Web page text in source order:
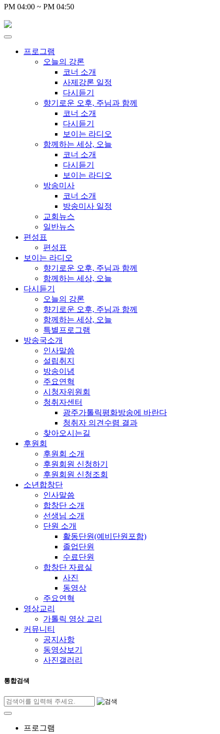
PM 04:00 ~ PM 04:50
프로그램
오늘의 강론
코너 소개
사제강론 일정
다시듣기
향기로운 오후, 주님과 함께
코너 소개
다시듣기
보이는 라디오
함께하는 세상, 오늘
코너 소개
다시듣기
보이는 라디오
방송미사
코너 소개
방송미사 일정
교회뉴스
일반뉴스
편성표
편성표
보이는 라디오
향기로운 오후, 주님과 함께
함께하는 세상, 오늘
다시듣기
오늘의 강론
향기로운 오후, 주님과 함께
함께하는 세상, 오늘
특별프로그램
방송국소개
인사말씀
설립취지
방송이념
주요연혁
시청자위원회
청취자센터
광주가톨릭평화방송에 바란다
청취자 의견수렴 결과
찾아오시는길
후원회
후원회 소개
후원회원 신청하기
후원회원 신청조회
소년합창단
인사말씀
합창단 소개
선생님 소개
단원 소개
활동단원(예비단원포함)
졸업단원
수료단원
합창단 자료실
사진
동영상
주요연혁
영상교리
가톨릭 영상 교리
커뮤니티
공지사항
동영상보기
사진갤러리
통합검색
프로그램